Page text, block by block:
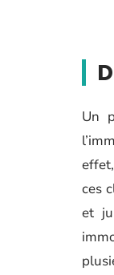
Un
ces
et